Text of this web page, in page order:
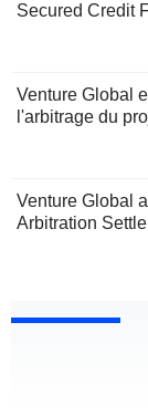
Secured Credit
Venture Global
l'arbitrage du
Venture Global
Arbitration